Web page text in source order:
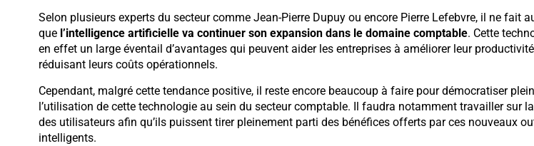
Selon plusieurs experts du secteur comme Jean-Pierre Dupuy ou encore Pierre Lefebvre, il ne fait
que l’intelligence artificielle va continuer son expansion dans le domaine comptable. Cette
en effet un large éventail d’avantages qui peuvent aider les entreprises à améliorer leur
réduisant leurs coûts opérationnels.
Cependant, malgré cette tendance positive, il reste encore beaucoup à faire pour démocratiser
l’utilisation de cette technologie au sein du secteur comptable. Il faudra notamment travailler sur
des utilisateurs afin qu’ils puissent tirer pleinement parti des bénéfices offerts par ces nouveaux
intelligents.